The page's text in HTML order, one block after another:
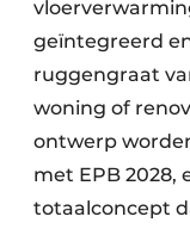
geïntegreerd
ruggengraat
woning of
ontwerp
met EPB 2028,
totaalconcept